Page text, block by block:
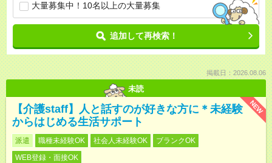
大量募集中！10名以上の大量募集
追加して再検索！
掲載日：2026.08.06
未読
NEW
【介護staff】人と話すのが好きな方に＊未経験
からはじめる生活サポート
派遣 職種未経験OK 社会人未経験OK
ブランクOK
WEB登録・面接OK